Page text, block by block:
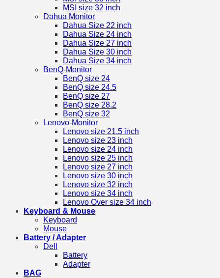
MSI size 32 inch
Dahua Monitor
Dahua Size 22 inch
Dahua Size 24 inch
Dahua Size 27 inch
Dahua Size 30 inch
Dahua Size 34 inch
BenQ-Monitor
BenQ size 24
BenQ size 24.5
BenQ size 27
BenQ size 28.2
BenQ size 32
Lenovo-Monitor
Lenovo size 21.5 inch
Lenovo size 23 inch
Lenovo size 24 inch
Lenovo size 25 inch
Lenovo size 27 inch
Lenovo size 30 inch
Lenovo size 32 inch
Lenovo size 34 inch
Lenovo Over size 34 inch
Keyboard & Mouse
Keyboard
Mouse
Battery / Adapter
Dell
Battery
Adapter
BAG